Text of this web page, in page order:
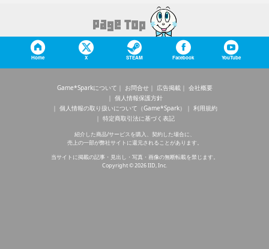
Home X STEAM Facebook YouTube
Game*Sparkについて お問合せ 広告掲載
会社概要
個人情報保護方針
個人情報の取り扱いについて（Game*Spark）
利用規約
特定商取引法に基づく表記
紹介した商品/サービスを購入、契約した場合に、
売上の一部が弊社サイトに還元されることがあります。
当サイトに掲載の記事・見出し・写真・画像の無断転載を禁じます。
Copyright © 2026 IID, Inc.